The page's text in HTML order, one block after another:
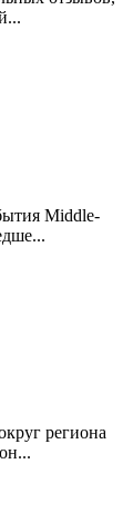
Middle-
региона